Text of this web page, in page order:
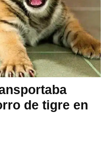
de tigre en